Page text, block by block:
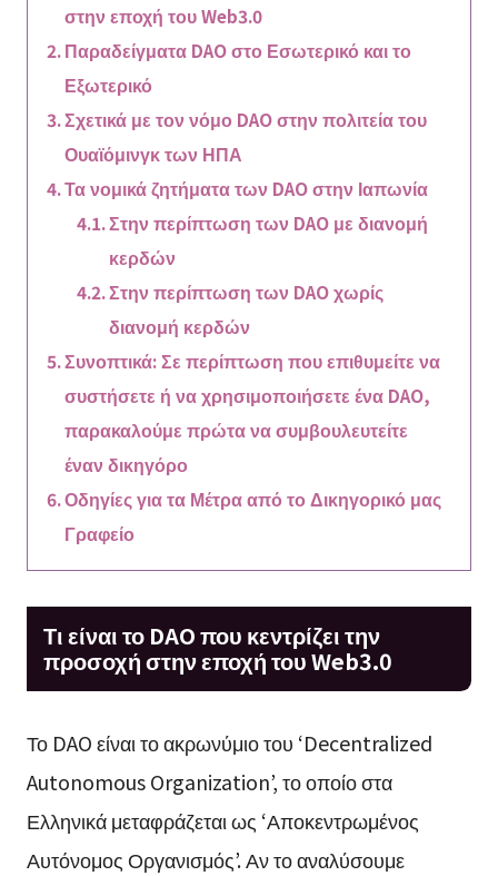
στην εποχή του Web3.0
Παραδείγματα DAO στο Εσωτερικό και το
Εξωτερικό
Σχετικά με τον νόμο DAO στην πολιτεία του
Ουαϊόμινγκ των ΗΠΑ
Τα νομικά ζητήματα των DAO στην Ιαπωνία
Στην περίπτωση των DAO με διανομή
κερδών
Στην περίπτωση των DAO χωρίς
διανομή κερδών
Συνοπτικά: Σε περίπτωση που επιθυμείτε να
συστήσετε ή να χρησιμοποιήσετε ένα DAO,
παρακαλούμε πρώτα να συμβουλευτείτε
έναν δικηγόρο
Οδηγίες για τα Μέτρα από το Δικηγορικό μας
Γραφείο
Τι είναι το DAO που κεντρίζει την
προσοχή στην εποχή του Web3.0
Το DAO είναι το ακρωνύμιο του ‘Decentralized
Autonomous Organization’, το οποίο στα
Ελληνικά μεταφράζεται ως ‘Αποκεντρωμένος
Αυτόνομος Οργανισμός’. Αν το αναλύσουμε